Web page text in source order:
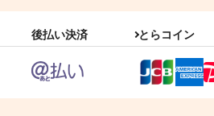
後払い決済 とらコイン